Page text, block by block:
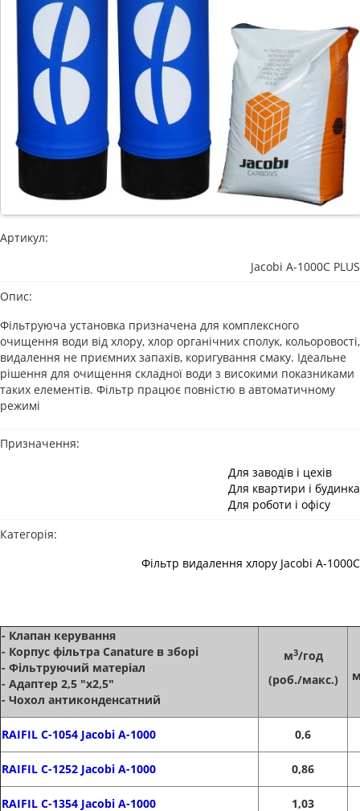
Артикул:
Jacobi A-1000C PLUS
Опис:
Фільтруюча установка призначена для комплексного
очищення води від хлору, хлор органічних сполук, кольоровості,
видалення не приємних запахів, коригування смаку. Ідеальне
рішення для очищення складної води з високими показниками
таких елементів. Фільтр працює повністю в автоматичному
режимі
Призначення:
Для заводів і цехів
Для квартири і будинка
Для роботи і офісу
Категорія:
Фільтр видалення хлору Jacobi A-1000C
- Клапан керування
- Корпус фільтра Canature в зборі
- Фільтруючий матеріал
- Адаптер 2,5 "х2,5"
- Чохол антиконденсатний
м3/год
(роб./макс.)
RAIFIL С-1054 Jacobi A-1000 0,6
RAIFIL С-1252 Jacobi A-1000 0,86
RAIFIL С-1354 Jacobi A-1000 1,03